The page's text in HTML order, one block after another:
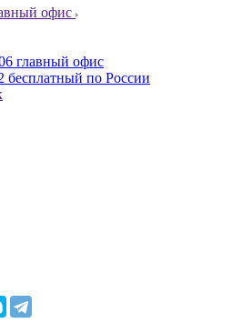
офис
главный офис
бесплатный по России